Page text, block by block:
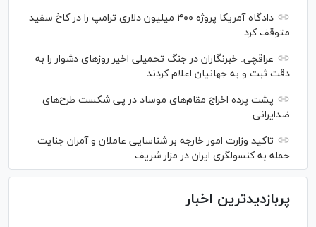
دادگاه آمریکا پروژه ۴۰۰ میلیون دلاری ترامپ را در کاخ سفید
متوقف کرد
عراقچی: خبرنگاران در جنگ تحمیلی اخیر روز‌های دشوار را به
دقت ثبت و به جهانیان اعلام کردند
پشت پرده اخراج مقام‌های موساد در پی شکست طرح‌های
ضدایرانی
تاکید وزارت امور خارجه بر شناسایی عاملان و آمران جنایت
حمله به کنسولگری ایران در مزار شریف
پربازدیدترین اخبار